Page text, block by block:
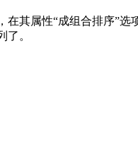
其属性“成组合排序”
了。